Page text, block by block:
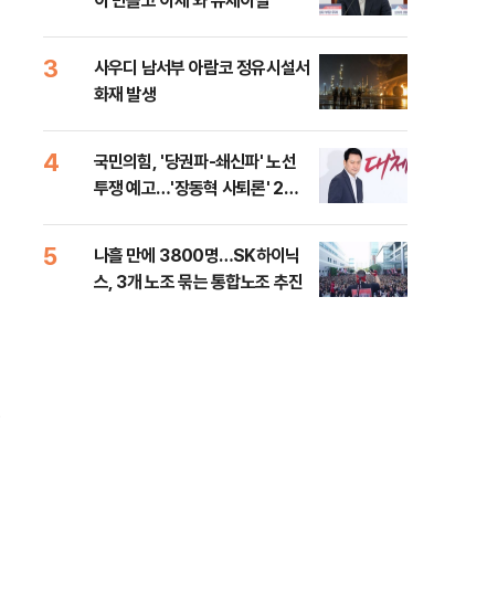
3
사우디 남서부 아람코 정유시설서
화재 발생
4
국민의힘, '당권파-쇄신파' 노선
투쟁 예고…'장동혁 사퇴론' 2차
5
나흘 만에 3800명…SK하이닉
스, 3개 노조 묶는 통합노조 추진